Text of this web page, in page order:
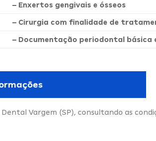
– Enxertos gengivais e ósseos
– Cirurgia com finalidade de
– Documentação periodontal básica
Vargem (SP), consultando as